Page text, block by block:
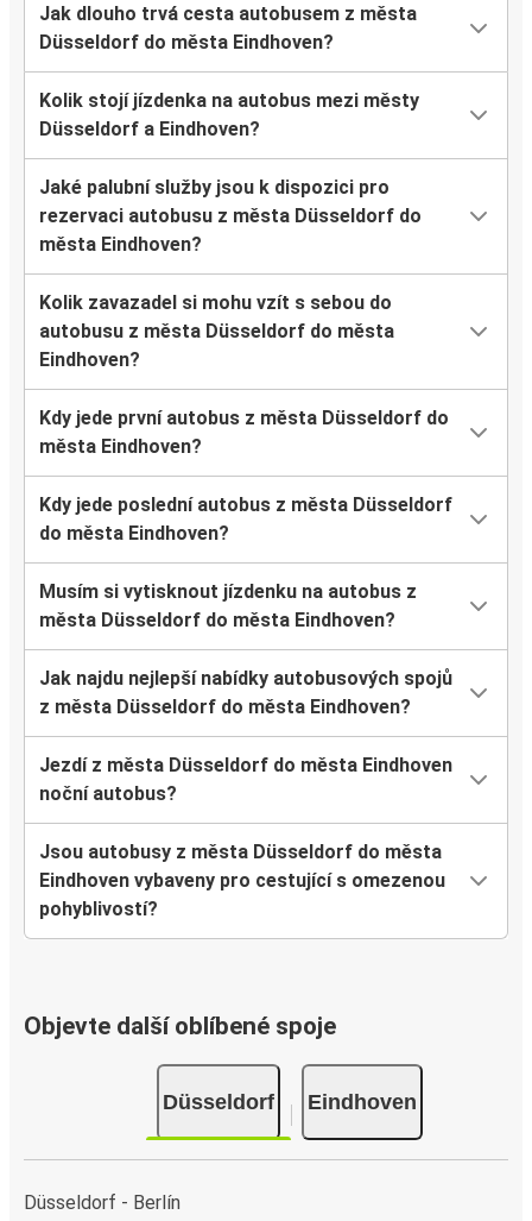
Jak dlouho trvá cesta autobusem z města
Düsseldorf do města Eindhoven?
Kolik stojí jízdenka na autobus mezi městy
Düsseldorf a Eindhoven?
Jaké palubní služby jsou k dispozici pro
rezervaci autobusu z města Düsseldorf do
města Eindhoven?
Kolik zavazadel si mohu vzít s sebou do
autobusu z města Düsseldorf do města
Eindhoven?
Kdy jede první autobus z města Düsseldorf do
města Eindhoven?
Kdy jede poslední autobus z města Düsseldorf
do města Eindhoven?
Musím si vytisknout jízdenku na autobus z
města Düsseldorf do města Eindhoven?
Jak najdu nejlepší nabídky autobusových spojů
z města Düsseldorf do města Eindhoven?
Jezdí z města Düsseldorf do města Eindhoven
noční autobus?
Jsou autobusy z města Düsseldorf do města
Eindhoven vybaveny pro cestující s omezenou
pohyblivostí?
Objevte další oblíbené spoje
Düsseldorf Eindhoven
Düsseldorf - Berlín